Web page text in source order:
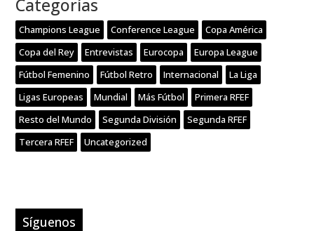
Categorías
Champions League Conference League
Copa América
Copa del Rey
Entrevistas Eurocopa
Europa League
Fútbol Femenino
Fútbol Retro Internacional
La Liga
Ligas Europeas
Mundial Más Fútbol
Primera RFEF
Resto del Mundo
Segunda División
Segunda RFEF
Tercera RFEF
Uncategorized
Síguenos